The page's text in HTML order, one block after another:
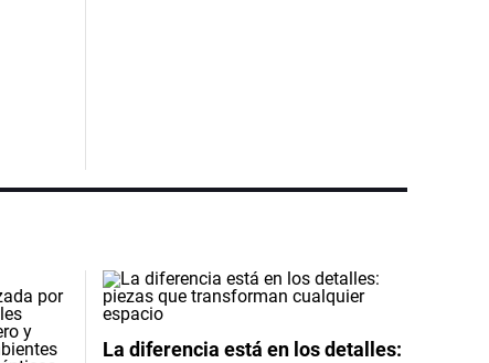
La diferencia está en los detalles: